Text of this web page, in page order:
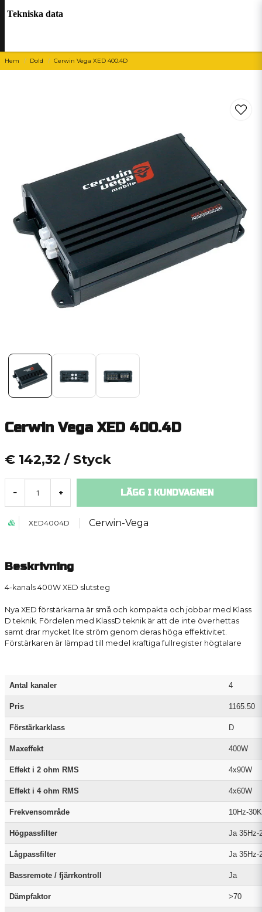
Hem Dold Cerwin Vega XED 400.4D
Cerwin Vega XED 400.4D
€ 142,32 / Styck
- + LÄGG I KUNDVAGNEN
XED4004D Cerwin-Vega
Beskrivning
4-kanals 400W XED slutsteg
Nya XED förstärkarna är små och kompakta och jobbar med Klass
D teknik. Fördelen med KlassD teknik är att de inte överhettas
samt drar mycket lite ström genom deras höga effektivitet.
Förstärkaren är lämpad till medel kraftiga fullregister högtalare
Tekniska data
Antal kanaler 4
Pris 1165.50
Förstärkarklass D
Maxeffekt 400W
Effekt i 2 ohm RMS 4x90W
Effekt i 4 ohm RMS 4x60W
Frekvensområde 10Hz-
Högpassfilter Ja 35Hz-
Lågpassfilter Ja 35Hz-
Bassremote / fjärrkontroll Ja
Dämpfaktor >70